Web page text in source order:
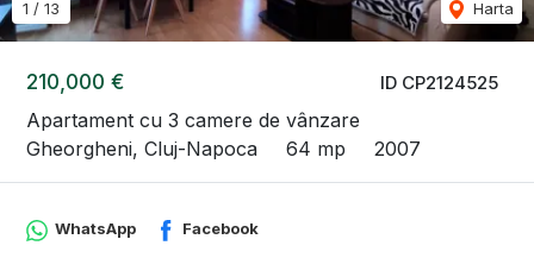
ID CP2124525
210,000 €
Apartament cu 3 camere de vânzare
Gheorgheni, Cluj-Napoca
64 mp 2007
1 / 13 Harta
WhatsApp Facebook